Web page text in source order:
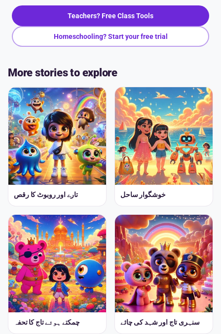
Teachers? Free Class Tools
Homeschooling? Start your free trial
More stories to explore
تارے اور روبوٹ کا رقص خوشگوار ساحل
چمکتے ہوئے تاج کا تحفہ سنہری تاج اور شہد کی چائے